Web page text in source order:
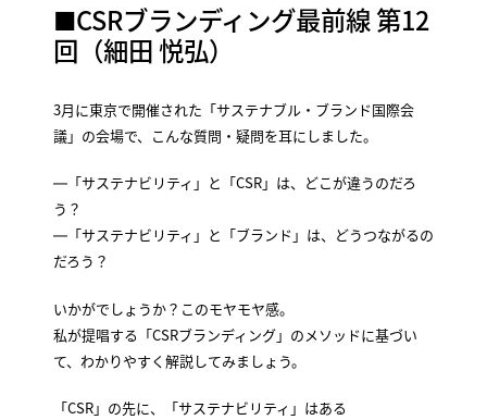
■CSRブランディング最前線 第12
回（細田 悦弘）
3月に東京で開催された「サステナブル・ブランド国際会
議」の会場で、こんな質問・疑問を耳にしました。
―「サステナビリティ」と「CSR」は、どこが違うのだろ
う？
―「サステナビリティ」と「ブランド」は、どうつながるの
だろう？
いかがでしょうか？このモヤモヤ感。
私が提唱する「CSRブランディング」のメソッドに基づい
て、わかりやすく解説してみましょう。
「CSR」の先に、「サステナビリティ」はある